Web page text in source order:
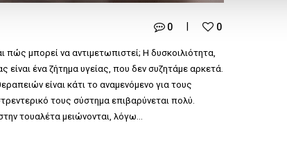
0 0
πώς μπορεί να αντιμετωπιστεί; Η δυσκοιλιότητα,
ένα ζήτημα υγείας, που δεν συζητάμε αρκετά.
είναι κάτι το αναμενόμενο για τους
τους σύστημα επιβαρύνεται πολύ.
τουαλέτα μειώνονται, λόγω…